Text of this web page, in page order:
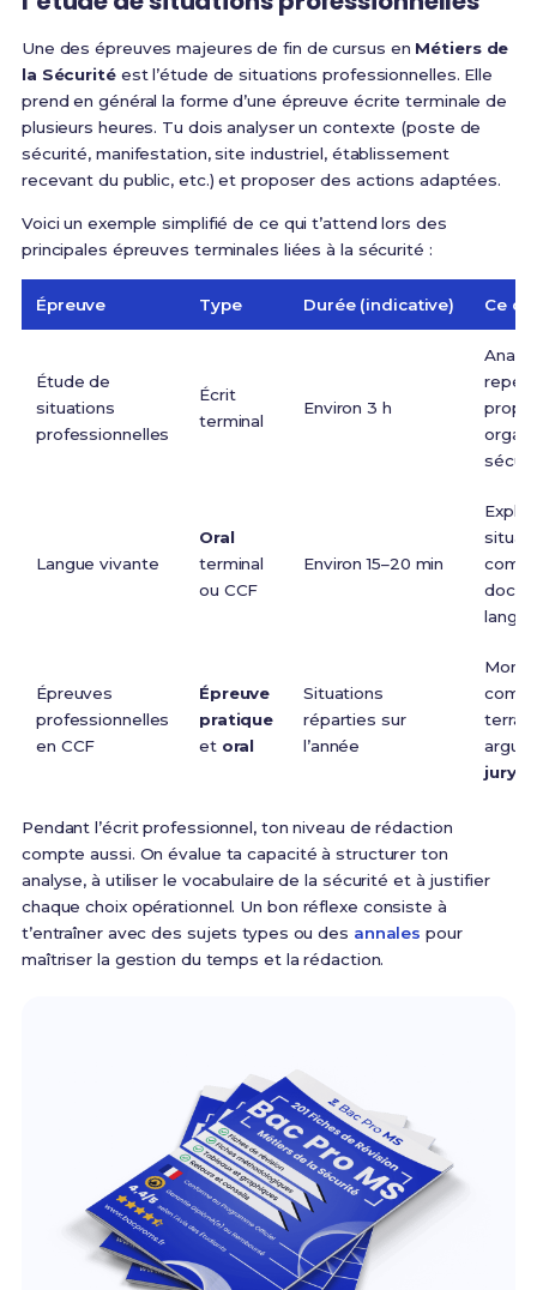
Une des épreuves majeures de fin de cursus en Métiers de
la Sécuritéest l’étude de situations professionnelles. Elle
prend en général la forme d’une épreuve écrite terminale de
plusieurs heures. Tu dois analyser un contexte (poste de
sécurité, manifestation, site industriel, établissement
recevant du public, etc.) et proposer des actions adaptées.
Voici un exemple simplifié de ce qui t’attend lors des
principales épreuves terminales liées à la sécurité :
Épreuve Type Durée (indicative) Ce
Étude de
situations
professionnelles
Écrit
terminal
Environ 3 h
Langue vivante
Oral
terminal
ou CCF
Environ 15–20 min
Épreuves
professionnelles
en CCF
Épreuve
pratique
et oral
Situations
réparties sur
l’année
jury
Pendant l’écrit professionnel, ton niveau de rédaction
compte aussi. On évalue ta capacité à structurer ton
analyse, à utiliser le vocabulaire de la sécurité et à justifier
chaque choix opérationnel. Un bon réflexe consiste à
t’entraîner avec des sujets types ou des annales pour
maîtriser la gestion du temps et la rédaction.